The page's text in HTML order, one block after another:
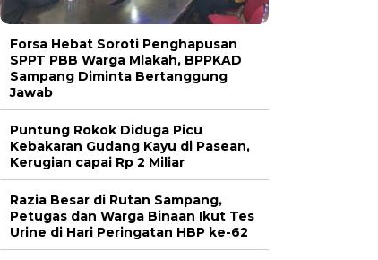
Forsa Hebat Soroti Penghapusan
SPPT PBB Warga Mlakah, BPPKAD
Sampang Diminta Bertanggung
Jawab
Puntung Rokok Diduga Picu
Kebakaran Gudang Kayu di Pasean,
Kerugian capai Rp 2 Miliar
Razia Besar di Rutan Sampang,
Petugas dan Warga Binaan Ikut Tes
Urine di Hari Peringatan HBP ke-62